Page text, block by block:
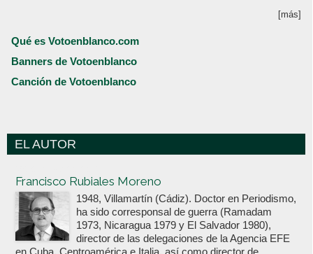
[más]
Qué es Votoenblanco.com
Banners de Votoenblanco
Canción de Votoenblanco
EL AUTOR
Francisco Rubiales Moreno
1948, Villamartín (Cádiz). Doctor en Periodismo,
ha sido corresponsal de guerra (Ramadam
1973, Nicaragua 1979 y El Salvador 1980),
director de las delegaciones de la Agencia EFE